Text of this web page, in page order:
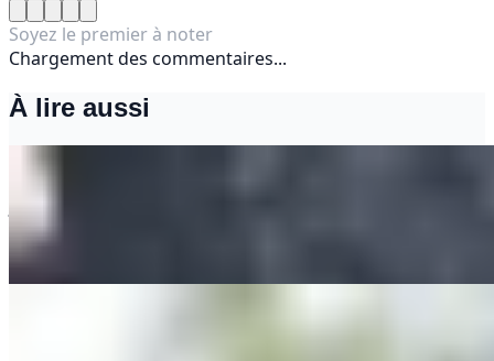
Soyez le premier à noter
Chargement des commentaires...
À lire aussi
essentiel pour entretenir vos machines de
11 février 2026